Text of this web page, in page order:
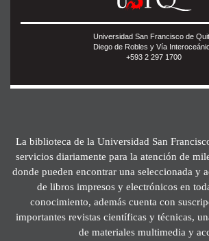
Universidad San Francisco de
Diego de Robles y Vía
+593 2 297 1700
La biblioteca de la Universidad San
servicios diariamente para la atención de
donde pueden encontrar una seleccionada y
de libros impresos y electrónicos en
conocimiento, además cuenta con
importantes revistas científicas y técnicas,
de materiales multimedia y